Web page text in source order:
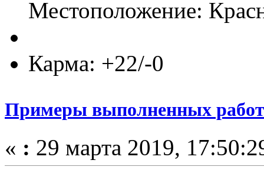
Местоположение:
Карма: +22/-0
Примеры выполненных работ
« : 29 марта 2019,